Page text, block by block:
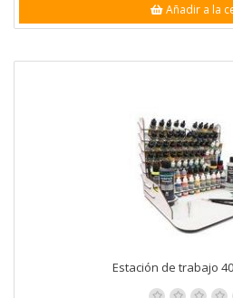
Añadir a la
Estación de trabajo